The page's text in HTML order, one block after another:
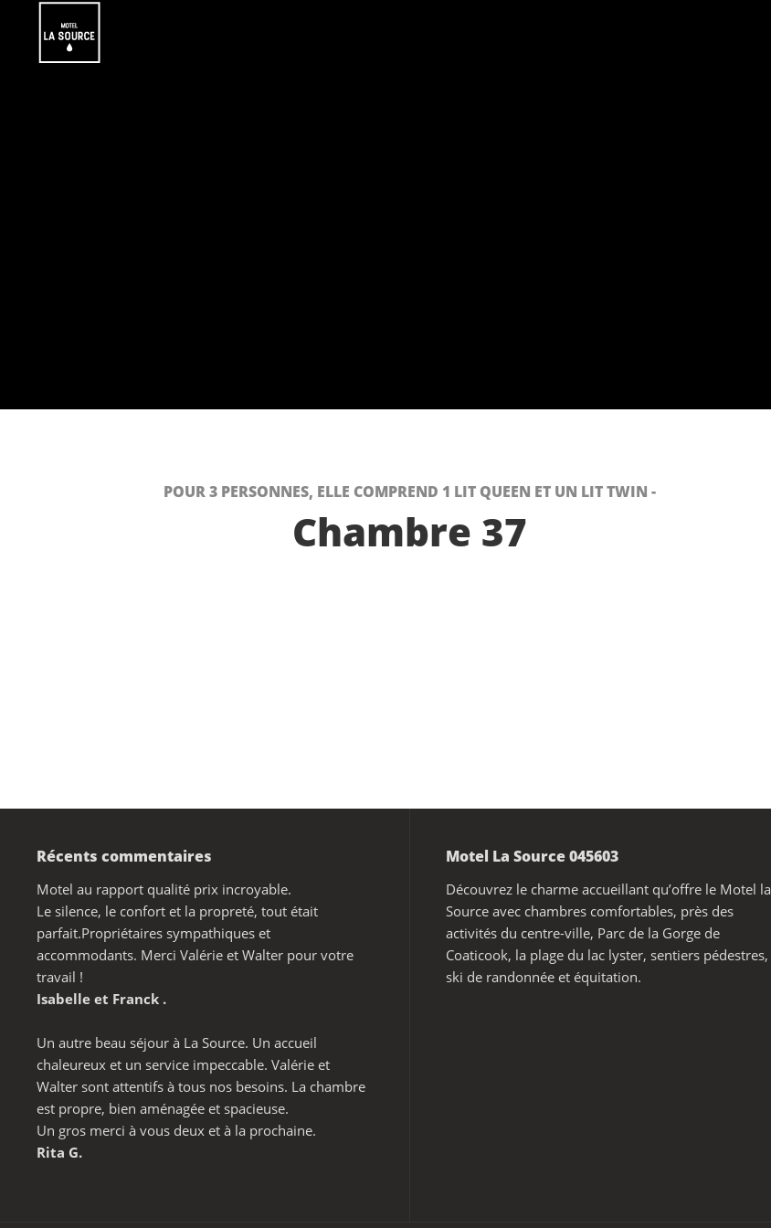
POUR 3 PERSONNES, ELLE COMPREND 1 LIT QUEEN ET UN LIT TWIN -
Chambre 37
Récents commentaires
Motel au rapport qualité prix incroyable.
Le silence, le confort et la propreté, tout était
parfait.Propriétaires sympathiques et
accommodants. Merci Valérie et Walter pour votre
travail !
Isabelle et Franck .
Un autre beau séjour à La Source. Un accueil
chaleureux et un service impeccable. Valérie et
Walter sont attentifs à tous nos besoins. La chambre
est propre, bien aménagée et spacieuse.
Un gros merci à vous deux et à la prochaine.
Rita G.
Motel La Source 045603
Découvrez le charme accueillant qu’offre le Motel la
Source avec chambres comfortables, près des
activités du centre-ville, Parc de la Gorge de
Coaticook, la plage du lac lyster, sentiers pédestres,
ski de randonnée et équitation.